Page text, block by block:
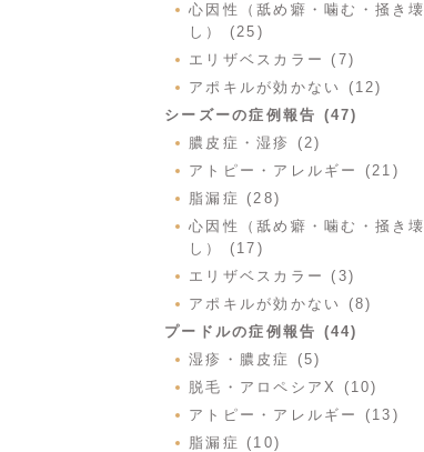
心因性（舐め癖・噛む・掻き壊
し） (25)
エリザベスカラー (7)
アポキルが効かない (12)
シーズーの症例報告 (47)
膿皮症・湿疹 (2)
アトピー・アレルギー (21)
脂漏症 (28)
心因性（舐め癖・噛む・掻き壊
し） (17)
エリザベスカラー (3)
アポキルが効かない (8)
プードルの症例報告 (44)
湿疹・膿皮症 (5)
脱毛・アロペシアX (10)
アトピー・アレルギー (13)
脂漏症 (10)